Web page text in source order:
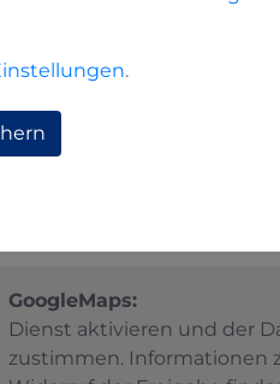
GoogleMaps:
Dienst aktivieren und der
zustimmen. Informationen
.